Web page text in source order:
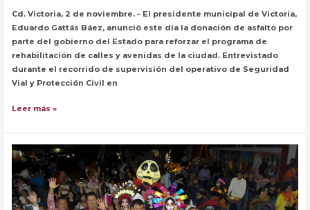
Cd. Victoria, 2 de noviembre. – El presidente municipal de Victoria,
Eduardo Gattás Báez, anunció este día la donación de asfalto por
parte del gobierno del Estado para reforzar el programa de
rehabilitación de calles y avenidas de la ciudad. Entrevistado
durante el recorrido de supervisión del operativo de Seguridad
Vial y Protección Civil en
Anuncia
Gattás
intenso
programa
de
reparación
de
Leer más »